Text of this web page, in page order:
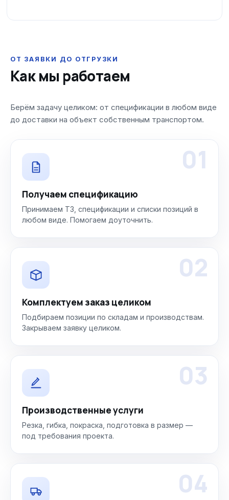
ОТ ЗАЯВКИ ДО ОТГРУЗКИ
Как мы работаем
Берём задачу целиком: от спецификации в любом виде
до доставки на объект собственным транспортом.
01
Получаем спецификацию
Принимаем ТЗ, спецификации и списки позиций в
любом виде. Помогаем доуточнить.
02
Комплектуем заказ целиком
Подбираем позиции по складам и производствам.
Закрываем заявку целиком.
03
Производственные услуги
Резка, гибка, покраска, подготовка в размер —
под требования проекта.
04